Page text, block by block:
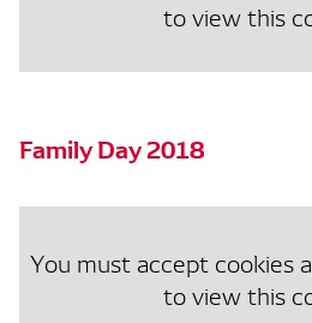
to view this
Family Day 2018
You must accept cookies
to view this